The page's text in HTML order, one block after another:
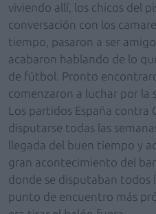
viviendo allí, los chicos del
conversación con los
tiempo, pasaron a ser
acabaron hablando de lo
de fútbol. Pronto
comenzaron a luchar por la
Los partidos España contra
disputarse todas las
llegada del buen tiempo y
gran acontecimiento del
donde se disputaban todos
punto de encuentro más